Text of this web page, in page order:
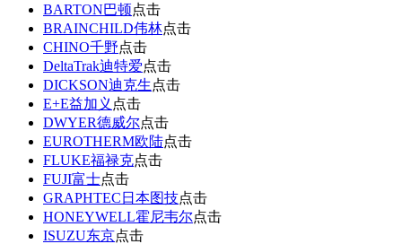
BARTON巴顿点击
BRAINCHILD伟林点击
CHINO千野点击
DeltaTrak迪特爱点击
DICKSON迪克生点击
E+E益加义 点击
DWYER德威尔点击
EUROTHERM欧陆点击
FLUKE福禄克点击
FUJI富士点击
GRAPHTEC日本图技点击
HONEYWELL霍尼韦尔点击
ISUZU东京点击